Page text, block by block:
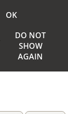
OK
DO NOT
SHOW
AGAIN